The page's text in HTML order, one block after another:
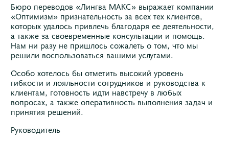
Бюро переводов «Лингва МАКС» выражает компании
«Оптимизм» признательность за всех тех клиентов,
которых удалось привлечь благодаря ее деятельности,
а также за своевременные консультации и помощь.
Нам ни разу не пришлось сожалеть о том, что мы
решили воспользоваться вашими услугами.
Особо хотелось бы отметить высокий уровень
гибкости и лояльности сотрудников и руководства к
клиентам, готовность идти навстречу в любых
вопросах, а также оперативность выполнения задач и
принятия решений.
Руководитель